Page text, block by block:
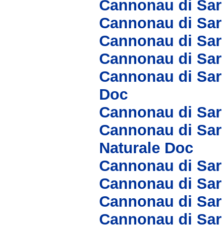
Cannonau di
Cannonau di
Cannonau di
Cannonau di
Cannonau di
Doc
Cannonau di
Cannonau di
Naturale Doc
Cannonau di
Cannonau di
Cannonau di
Cannonau di